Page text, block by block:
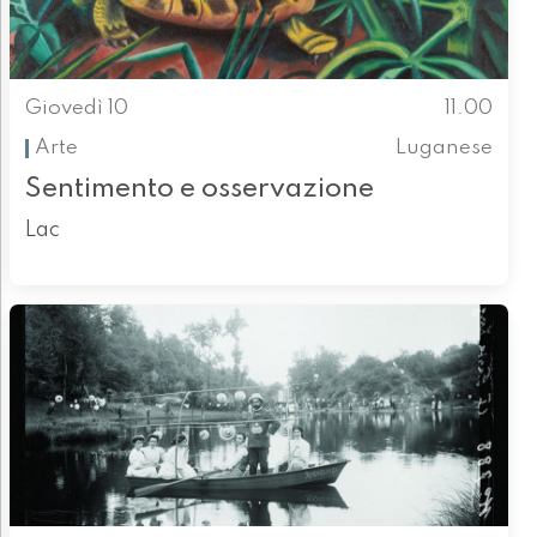
Giovedì 10
11.00
Arte
Luganese
Sentimento e osservazione
Lac